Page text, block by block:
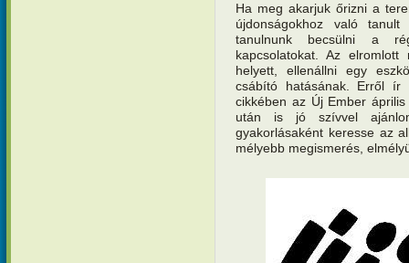
Ha meg akarjuk őrizni a
újdonságokhoz való
tanulnunk becsülni a
kapcsolatokat. Az
helyett, ellenállni egy
csábító hatásának. Erről ír
cikkében az Új Ember
után is jó szívvel
gyakorlásaként keresse az
mélyebb megismerés,